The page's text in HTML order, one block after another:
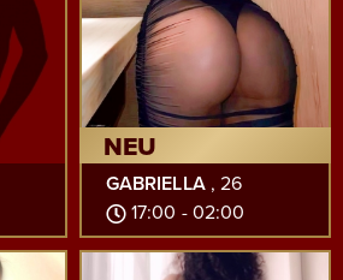
NEU
GABRIELLA , 26
17:00 - 02:00